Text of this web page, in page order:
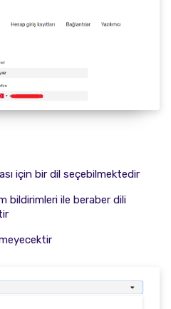
için bir dil seçebilmektedir
bildirimleri ile beraber dili